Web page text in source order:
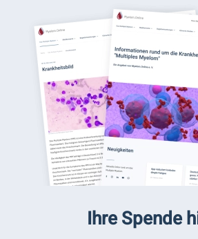
Ihre Spende